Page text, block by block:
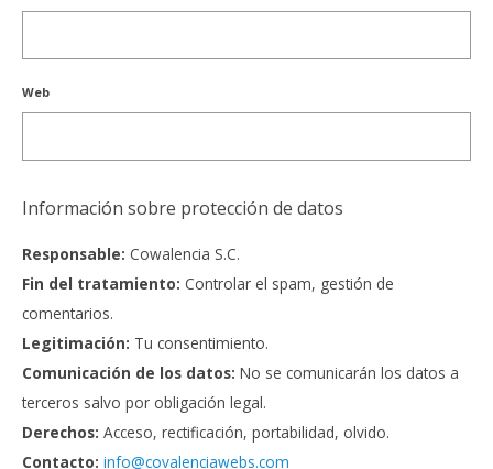
Web
Información sobre protección de datos
Responsable: Cowalencia S.C.
Fin del tratamiento: Controlar el spam, gestión de
comentarios.
Legitimación: Tu consentimiento.
Comunicación de los datos: No se comunicarán los datos a
terceros salvo por obligación legal.
Derechos: Acceso, rectificación, portabilidad, olvido.
Contacto: info@covalenciawebs.com